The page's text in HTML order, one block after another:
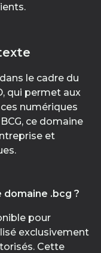
le cadre du
qui permet aux
numériques
ce domaine
et
.bcg ?
pour
exclusivement
Cette